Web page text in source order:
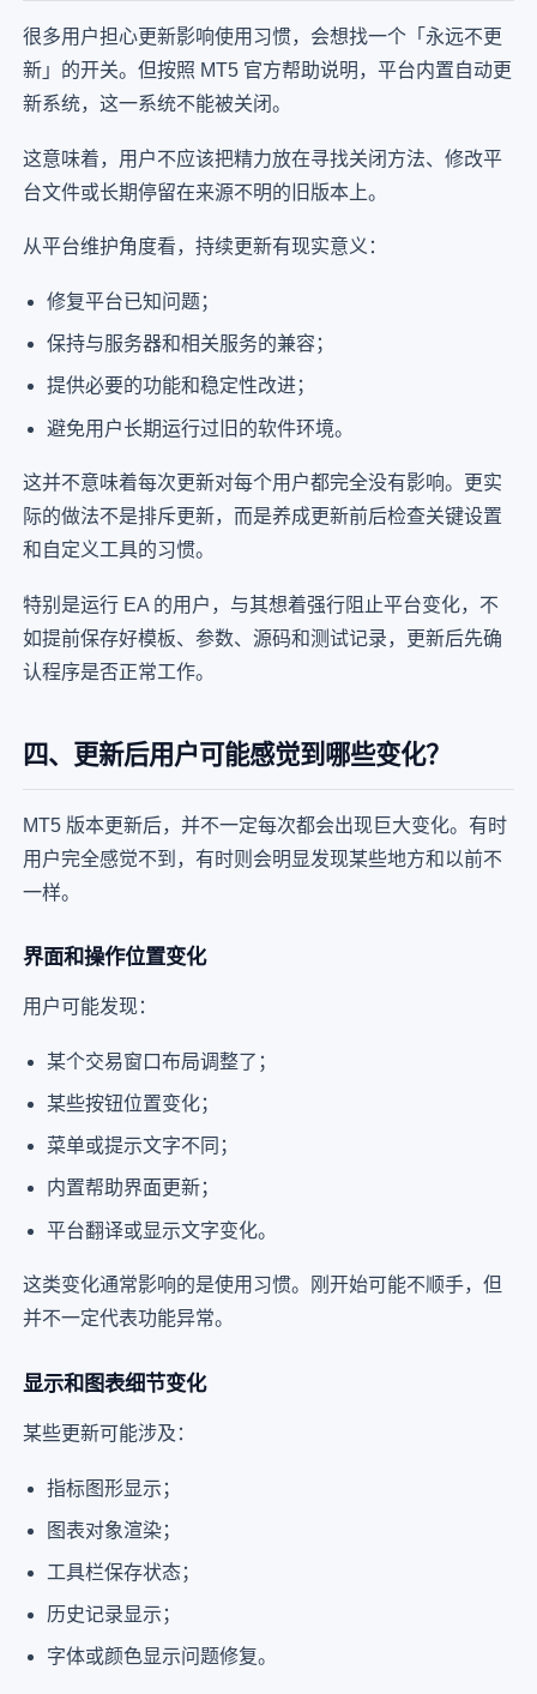
很多用户担心更新影响使用习惯，会想找一个「永远不更
新」的开关。但按照 MT5 官方帮助说明，平台内置自动更
新系统，这一系统不能被关闭。
这意味着，用户不应该把精力放在寻找关闭方法、修改平
台文件或长期停留在来源不明的旧版本上。
从平台维护角度看，持续更新有现实意义：
修复平台已知问题；
保持与服务器和相关服务的兼容；
提供必要的功能和稳定性改进；
避免用户长期运行过旧的软件环境。
这并不意味着每次更新对每个用户都完全没有影响。更实
际的做法不是排斥更新，而是养成更新前后检查关键设置
和自定义工具的习惯。
特别是运行 EA 的用户，与其想着强行阻止平台变化，不
如提前保存好模板、参数、源码和测试记录，更新后先确
认程序是否正常工作。
四、更新后用户可能感觉到哪些变化？
MT5 版本更新后，并不一定每次都会出现巨大变化。有时
用户完全感觉不到，有时则会明显发现某些地方和以前不
一样。
界面和操作位置变化
用户可能发现：
某个交易窗口布局调整了；
某些按钮位置变化；
菜单或提示文字不同；
内置帮助界面更新；
平台翻译或显示文字变化。
这类变化通常影响的是使用习惯。刚开始可能不顺手，但
并不一定代表功能异常。
显示和图表细节变化
某些更新可能涉及：
指标图形显示；
图表对象渲染；
工具栏保存状态；
历史记录显示；
字体或颜色显示问题修复。